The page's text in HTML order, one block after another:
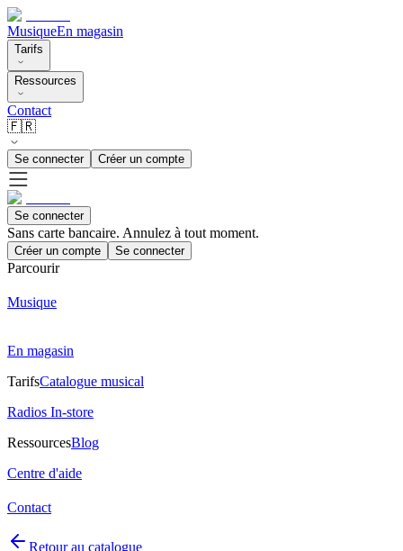
MusiqueEn magasin
Tarifs
Ressources
Contact
🇫🇷
Se connecter Créer un compte
Se connecter
Sans carte bancaire. Annulez à tout moment.
Créer un compte Se connecter
Parcourir
Musique
En magasin
TarifsCatalogue musical
Radios In-store
RessourcesBlog
Centre d'aide
Contact
Retour au catalogue